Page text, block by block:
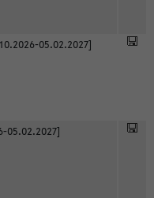
05.02.2027]
05.02.2027]